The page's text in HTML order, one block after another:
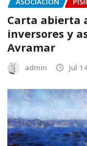
Carta abierta
inversores y
Avramar
admin Jul